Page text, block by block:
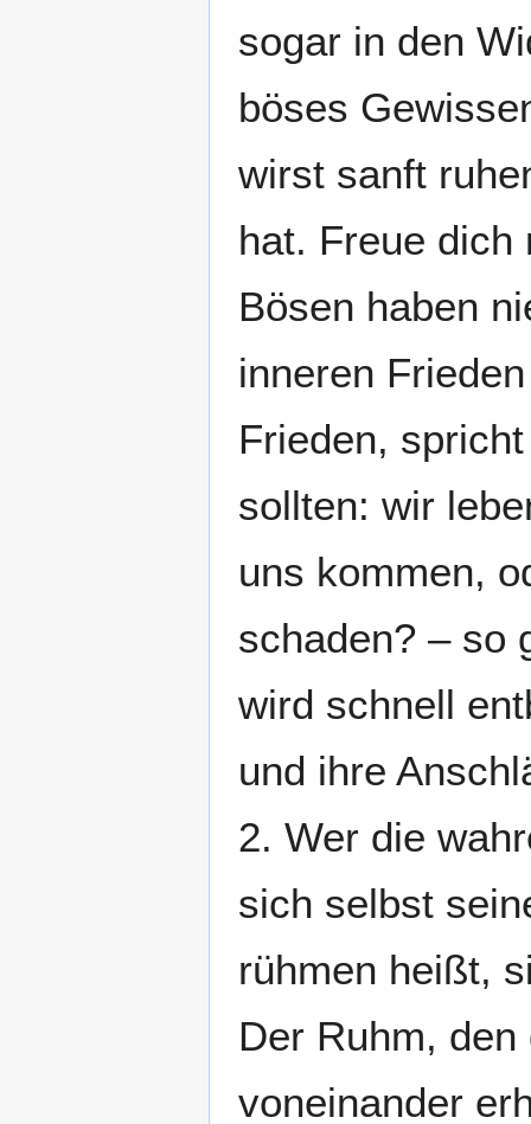
sogar in den
böses
wirst sanft
hat. Freue dich
Bösen haben
inneren
Frieden,
sollten: wir
uns kommen,
schaden? – so
wird schnell
und ihre
2. Wer die
sich selbst
rühmen heißt,
Der Ruhm,
voneinander